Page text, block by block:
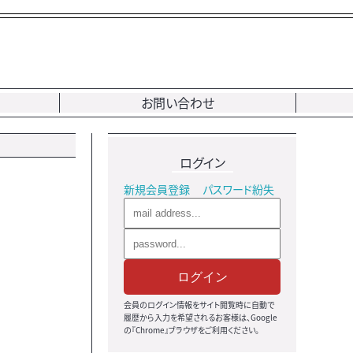
お問い合わせ
ログイン
新規会員登録 パスワード紛失
ログイン
会員のログイン情報をサイト閲覧時に自動で
履歴から入力を希望されるお客様は、Google
の『Chrome』ブラウザをご利用ください。